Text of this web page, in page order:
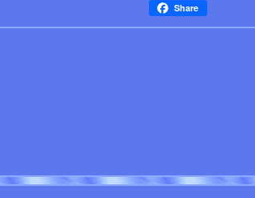
Share